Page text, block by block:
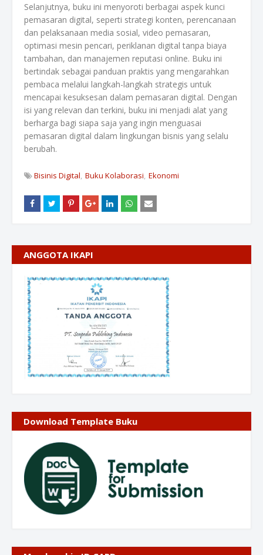
Selanjutnya, buku ini menyoroti berbagai aspek kunci
pemasaran digital, seperti strategi konten, perencanaan
dan pelaksanaan media sosial, video pemasaran,
optimasi mesin pencari, periklanan digital tanpa biaya
tambahan, dan manajemen reputasi online. Buku ini
bertindak sebagai panduan praktis yang mengarahkan
pembaca melalui langkah-langkah strategis untuk
mencapai kesuksesan dalam pemasaran digital. Dengan
isi yang relevan dan terkini, buku ini menjadi alat yang
berharga bagi siapa saja yang ingin menguasai
pemasaran digital dalam lingkungan bisnis yang selalu
berubah.
Bisinis Digital Buku Kolaborasi Ekonomi
ANGGOTA IKAPI
Download Template Buku